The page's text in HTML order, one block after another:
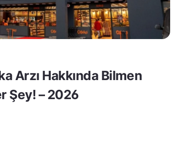
Arzı Hakkında Bilmen
Şey! – 2026